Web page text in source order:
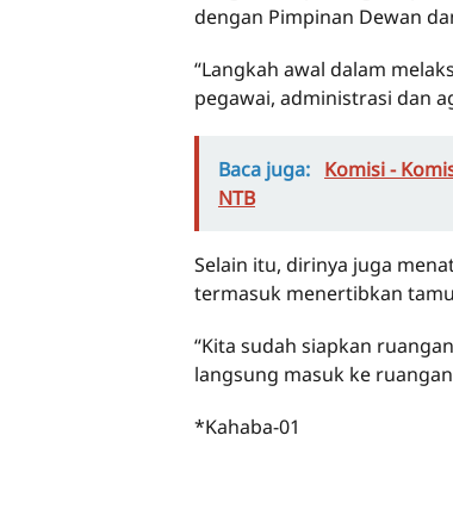
dengan Pimpinan Dewan
“Langkah awal dalam
pegawai, administrasi dan
Baca juga: Komisi -
NTB
Selain itu, dirinya juga
termasuk menertibkan
“Kita sudah siapkan
langsung masuk ke
*Kahaba-01